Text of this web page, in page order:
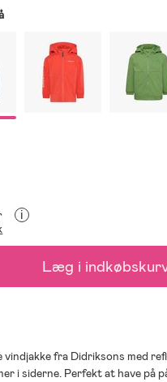
i
Læg i
vindjakke fra Didriksons med
i siderne. Perfekt at have på